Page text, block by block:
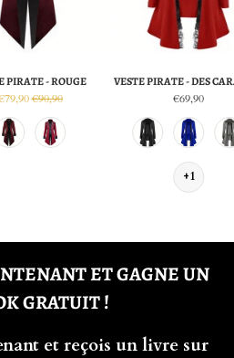
PIRATE - ROUGE
€90,90
VESTE PIRATE - DES
€69,90
+1
ET GAGNE UN
GRATUIT !
et reçois un livre sur